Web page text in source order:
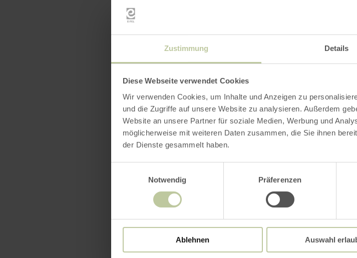
Zustimmung Details
Diese Webseite verwendet Cookies
Wir verwenden Cookies, um Inhalte und Anzeigen zu
und die Zugriffe auf unsere Website zu analysieren. Außerdem
Website an unsere Partner für soziale Medien, Werbung und
möglicherweise mit weiteren Daten zusammen, die Sie ihnen
der Dienste gesammelt haben.
Notwendig
Präferenzen
Ablehnen Auswahl
Übersetzt mit DeepL Translate
meer informatie